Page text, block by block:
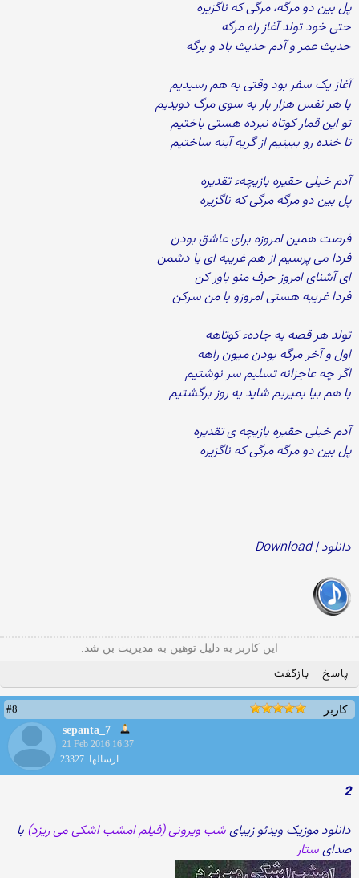
پل بین دو مرگه، مرگی که ناگزیره
حتی خود تولد آغاز راه مرگه
حدیث عمر و آدم حدیث باد و برگه
آغاز یک سفر بود وقتی به هم رسیدیم
با هر نفس هزار بار به سوی مرگ دویدیم
تو این قمار کوتاه نبرده هستی باختیم
تا خنده رو ببینیم از گریه آینه ساختیم
آدم خیلی حقیره بازیچهء تقدیره
پل بین دو مرگه مرگی که ناگزیره
فرصت همین امروزه برای عاشق بودن
فردا می پرسیم از هم غریبه ای یا دشمن
ای آشنای امروز حرف منو باور کن
فردا غریبه هستی امروزو با من سرکن
تولد هر قصه یه جادهء کوتاهه
اول و آخر مرگه بودن میون راهه
اگر چه عاجزانه تسلیم سر نوشتیم
با هم بیا بمیریم شاید یه روز برگشتیم
آدم خیلی حقیره بازیچه ی تقدیره
پل بین دو مرگه مرگی که ناگزیره
دانلود | Download
این کاربر به دلیل توهین به مدیریت بن شد.
پاسخ بازگفت
کاربر
#8
sepanta_7
21 Feb 2016 16:37
ارسالها: 23327
2
دانلود موزیک ویدئو زیبایشب ویرونی (فیلم امشب اشکی می ریزد) با
صدایستار